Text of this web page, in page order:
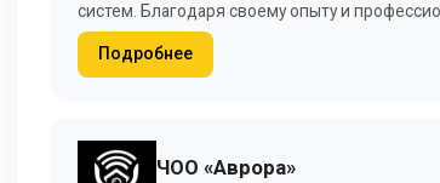
систем. Благодаря своему опыту и
Подробнее
ЧОО «Аврора»